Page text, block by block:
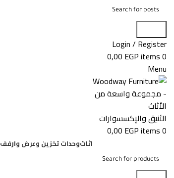
Login / Register
0
items
0,00 EGP
Menu
0
items
0,00 EGP
اثاثوحدات تخزين وعرض وارفف